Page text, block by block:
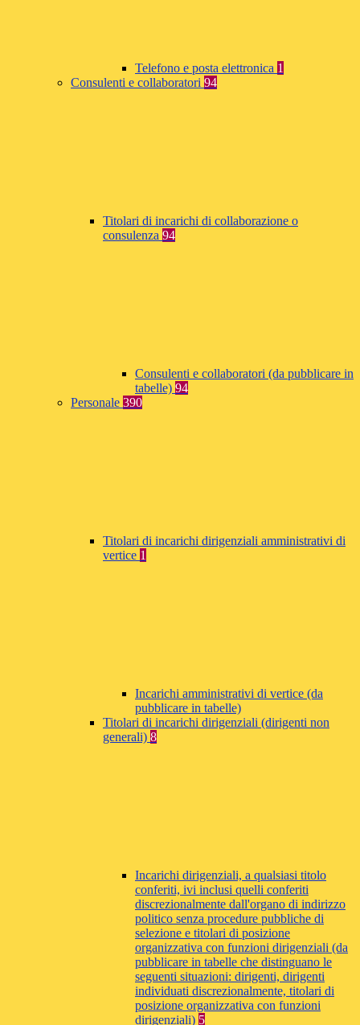
Telefono e posta elettronica 1
Consulenti e collaboratori 94
Titolari di incarichi di collaborazione o
consulenza 94
Consulenti e collaboratori (da pubblicare in
tabelle) 94
Personale 390
Titolari di incarichi dirigenziali amministrativi di
vertice 1
Incarichi amministrativi di vertice (da
pubblicare in tabelle)
Titolari di incarichi dirigenziali (dirigenti non
generali) 8
Incarichi dirigenziali, a qualsiasi titolo
conferiti, ivi inclusi quelli conferiti
discrezionalmente dall'organo di indirizzo
politico senza procedure pubbliche di
selezione e titolari di posizione
organizzativa con funzioni dirigenziali (da
pubblicare in tabelle che distinguano le
seguenti situazioni: dirigenti, dirigenti
individuati discrezionalmente, titolari di
posizione organizzativa con funzioni
dirigenziali) 5